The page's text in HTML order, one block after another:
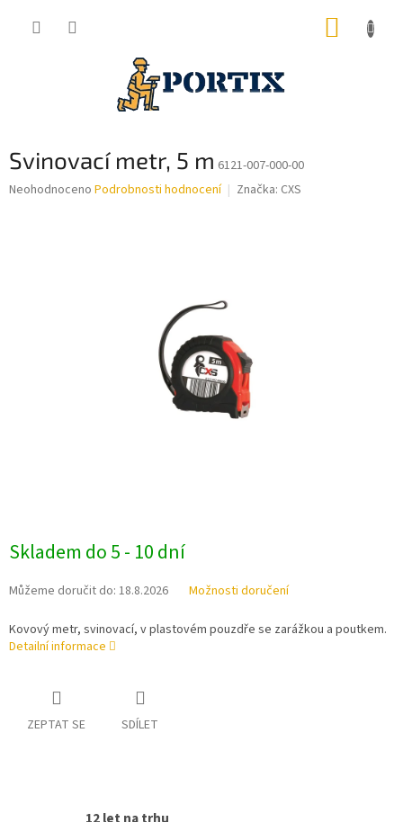
Svinovací metr, 5 m 6121-007-000-00
Průměrné
Neohodnoceno Podrobnosti hodnocení Značka: CXS
Skladem do 5 - 10 dní
Můžeme doručit do: 18.8.2026 Možnosti doručení
Kovový metr, svinovací, v plastovém pouzdře se zarážkou a poutkem.
Detailní informace
ZEPTAT SE SDÍLET